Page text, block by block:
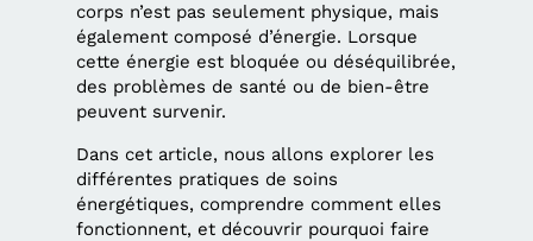
corps n’est pas seulement physique, mais
également composé d’énergie. Lorsque
cette énergie est bloquée ou déséquilibrée,
des problèmes de santé ou de bien-être
peuvent survenir.
Dans cet article, nous allons explorer les
différentes pratiques de soins
énergétiques, comprendre comment elles
fonctionnent, et découvrir pourquoi faire